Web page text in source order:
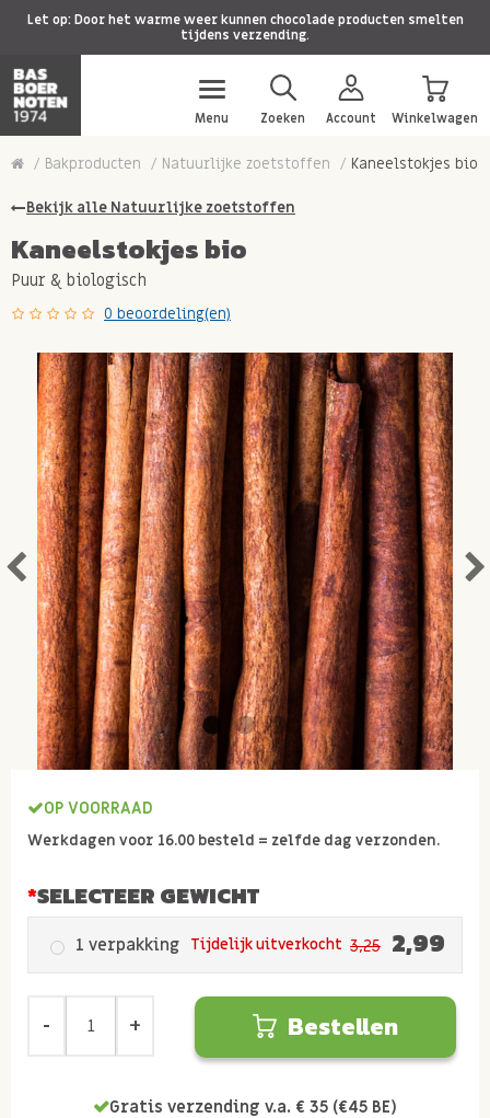
Let op: Door het warme weer kunnen chocolade producten smelten
tijdens verzending.
Menu Zoeken Account Winkelwagen
Bakproducten Natuurlijke zoetstoffen Kaneelstokjes bio
Bekijk alle Natuurlijke zoetstoffen
Kaneelstokjes bio
Puur & biologisch
0 beoordeling(en)
OP VOORRAAD
Werkdagen voor 16.00 besteld = zelfde dag verzonden.
SELECTEER GEWICHT
1 verpakking Tijdelijk uitverkocht 3,25 2,99
Bestellen
Gratis verzending v.a. € 35 (€45 BE)